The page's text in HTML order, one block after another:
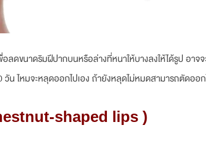
ดขนาดริมฝีปากบนหรือล่างที่หนาให้บางลงให้ได้รูป อา
น ไหมจะหลุดออกไปเอง ถ้ายังหลุดไม่หมดสามารถตัดออ
shaped lips )